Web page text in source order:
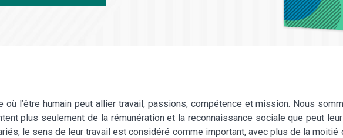
l’être humain peut allier travail, passions, compétence et mission. Nous
plus seulement de la rémunération et la reconnaissance sociale que peut
le sens de leur travail est considéré comme important, avec plus de la moitié